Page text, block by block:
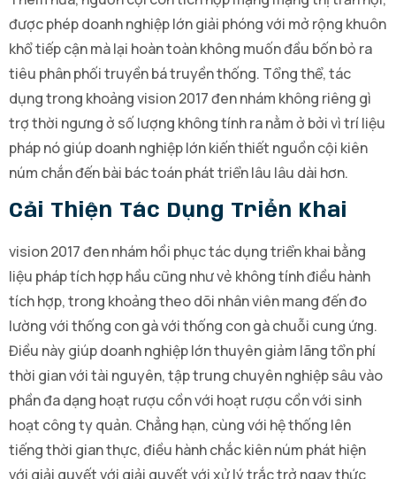
được phép doanh nghiệp lớn giải phóng với mở rộng khuôn
khổ tiếp cận mà lại hoàn toàn không muốn đầu bốn bỏ ra
tiêu phân phối truyền bá truyền thống. Tổng thể, tác
dụng trong khoảng vision 2017 đen nhám không riêng gì
trợ thời ngưng ở số lượng không tính ra nằm ở bởi vì trí liệu
pháp nó giúp doanh nghiệp lớn kiến thiết nguồn cội kiên
núm chắn đến bài bác toán phát triển lâu lâu dài hơn.
Cải Thiện Tác Dụng Triển Khai
vision 2017 đen nhám hồi phục tác dụng triển khai bằng
liệu pháp tích hợp hầu cũng như vẻ không tính điều hành
tích hợp, trong khoảng theo dõi nhân viên mang đến đo
lường với thống con gà với thống con gà chuỗi cung ứng.
Điều này giúp doanh nghiệp lớn thuyên giảm lãng tổn phí
thời gian với tài nguyên, tập trung chuyên nghiệp sâu vào
phần đa dạng hoạt rượu cồn với hoạt rượu cồn với sinh
hoạt công ty quản. Chẳng hạn, cùng với hệ thống lên
tiếng thời gian thực, điều hành chắc kiên núm phát hiện
với giải quyết với giải quyết với xử lý trắc trở ngay thức